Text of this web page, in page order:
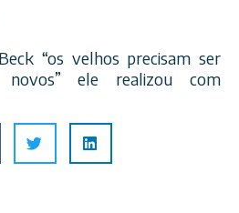
“os velhos precisam ser
novos” ele realizou com